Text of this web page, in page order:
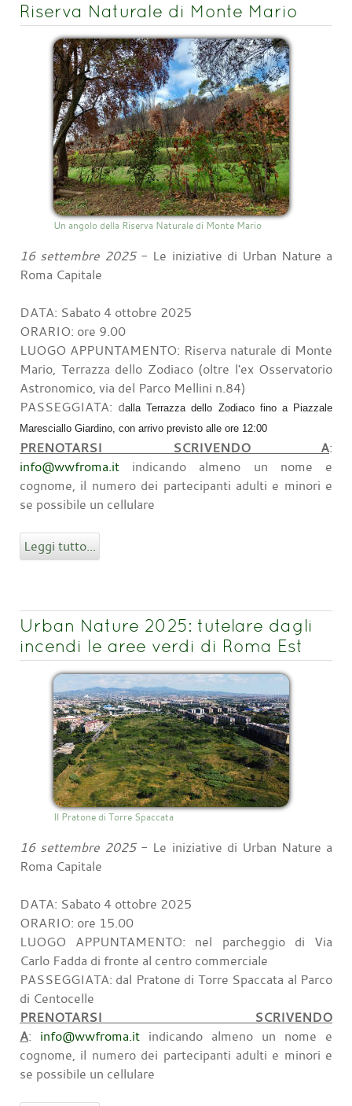
Riserva Naturale di Monte Mario
Un angolo della Riserva Naturale di Monte Mario
16 settembre 2025- Le iniziative di Urban Nature a
Roma Capitale
DATA: Sabato 4 ottobre 2025
ORARIO: ore 9.00
LUOGO APPUNTAMENTO: Riserva naturale di Monte
Mario, Terrazza dello Zodiaco (oltre l'ex Osservatorio
Astronomico, via del Parco Mellini n.84)
PASSEGGIATA: dalla Terrazza dello Zodiaco fino a Piazzale
Maresciallo Giardino, con arrivo previsto alle ore 12:00
PRENOTARSI SCRIVENDO A:
info@wwfroma.it indicando almeno un nome e
cognome, il numero dei partecipanti adulti e minori e
se possibile un cellulare
Leggi tutto...
Urban Nature 2025: tutelare dagli
incendi le aree verdi di Roma Est
Il Pratone di Torre Spaccata
16 settembre 2025- Le iniziative di Urban Nature a
Roma Capitale
DATA: Sabato 4 ottobre 2025
ORARIO: ore 15.00
LUOGO APPUNTAMENTO: nel parcheggio di Via
Carlo Fadda di fronte al centro commerciale
PASSEGGIATA: dal Pratone di Torre Spaccata al Parco
di Centocelle
PRENOTARSI SCRIVENDO
A: info@wwfroma.it indicando almeno un nome e
cognome, il numero dei partecipanti adulti e minori e
se possibile un cellulare